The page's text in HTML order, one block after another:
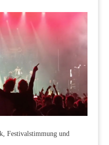
Festivalstimmung und